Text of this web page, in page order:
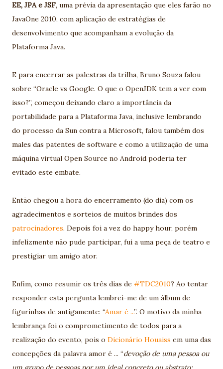
EE, JPA e JSF, uma prévia da apresentação que eles farão no
JavaOne 2010, com aplicação de estratégias de
desenvolvimento que acompanham a evolução da
Plataforma Java.
E para encerrar as palestras da trilha, Bruno Souza falou
sobre “Oracle vs Google. O que o OpenJDK tem a ver com
isso?”, começou deixando claro a importância da
portabilidade para a Plataforma Java, inclusive lembrando
do processo da Sun contra a Microsoft, falou também dos
males das patentes de software e como a utilização de uma
máquina virtual Open Source no Android poderia ter
evitado este embate.
Então chegou a hora do encerramento (do dia) com os
agradecimentos e sorteios de muitos brindes dos
patrocinadores. Depois foi a vez do happy hour, porém
infelizmente não pude participar, fui a uma peça de teatro e
prestigiar um amigo ator.
Enfim, como resumir os três dias de #TDC2010? Ao tentar
responder esta pergunta lembrei-me de um álbum de
figurinhas de antigamente: “Amar é ...”. O motivo da minha
lembrança foi o comprometimento de todos para a
realização do evento, pois o Dicionário Houaiss em uma das
concepções da palavra amor é ... “devoção de uma pessoa ou